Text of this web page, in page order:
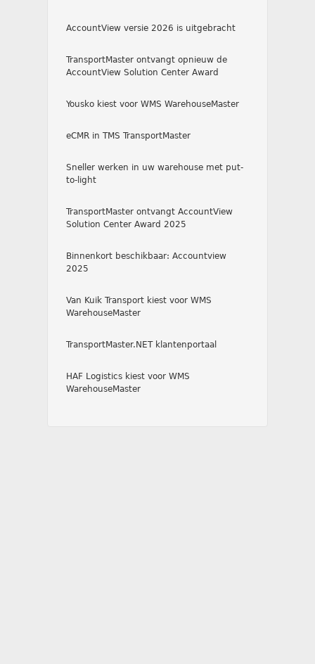
AccountView versie 2026 is uitgebracht
TransportMaster ontvangt opnieuw de
AccountView Solution Center Award
Yousko kiest voor WMS WarehouseMaster
eCMR in TMS TransportMaster
Sneller werken in uw warehouse met put-
to-light
TransportMaster ontvangt AccountView
Solution Center Award 2025
Binnenkort beschikbaar: Accountview
2025
Van Kuik Transport kiest voor WMS
WarehouseMaster
TransportMaster.NET klantenportaal
HAF Logistics kiest voor WMS
WarehouseMaster